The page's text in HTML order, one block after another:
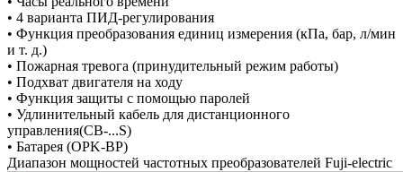
• 4 варианта ПИД-регулирования
• Функция преобразования единиц измерения (кПа, бар, л/мин
и т. д.)
• Пожарная тревога (принудительный режим работы)
• Подхват двигателя на ходу
• Функция защиты с помощью паролей
• Удлинительный кабель для дистанционного
управления(CB-...S)
• Батарея (OPK-BP)
Диапазон мощностей частотных преобразователей Fuji-electric